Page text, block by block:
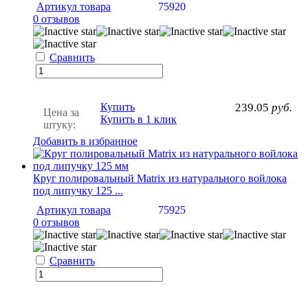
Артикул товара
75920
0 отзывов
Сравнить
Цена за
штуку:
239.05 руб.
Купить
Купить в 1 клик
Добавить в избранное
Круг полировальный Matrix из натурального войлока
под липучку 125 ...
Артикул товара
75925
0 отзывов
Сравнить